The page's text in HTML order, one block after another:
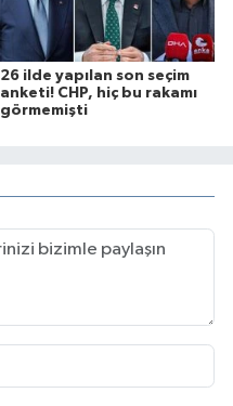
26 ilde yapılan son seçim
anketi! CHP, hiç bu rakamı
görmemişti